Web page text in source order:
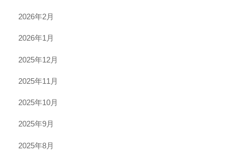
2026年2月
2026年1月
2025年12月
2025年11月
2025年10月
2025年9月
2025年8月